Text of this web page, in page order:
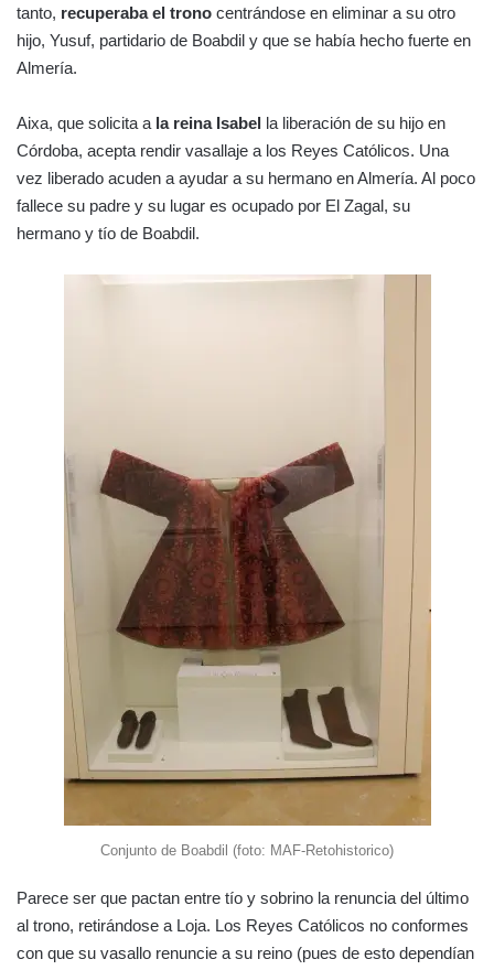
tanto, recuperaba el trono centrándose en eliminar a su otro
hijo, Yusuf, partidario de Boabdil y que se había hecho fuerte en
Almería.
Aixa, que solicita a la reina Isabel la liberación de su hijo en
Córdoba, acepta rendir vasallaje a los Reyes Católicos. Una
vez liberado acuden a ayudar a su hermano en Almería. Al poco
fallece su padre y su lugar es ocupado por El Zagal, su
hermano y tío de Boabdil.
Conjunto de Boabdil (foto: MAF-Retohistorico)
Parece ser que pactan entre tío y sobrino la renuncia del último
al trono, retirándose a Loja. Los Reyes Católicos no conformes
con que su vasallo renuncie a su reino (pues de esto dependían